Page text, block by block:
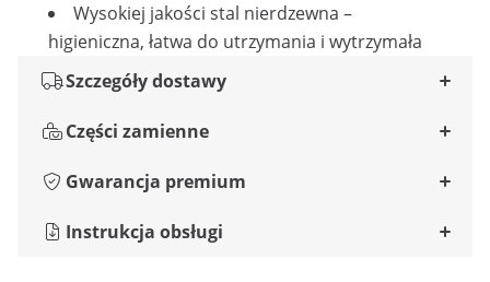
Wysokiej jakości stal nierdzewna –
higieniczna, łatwa do utrzymania i wytrzymała
Szczegóły dostawy
Części zamienne
Gwarancja premium
Instrukcja obsługi